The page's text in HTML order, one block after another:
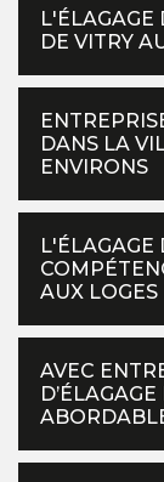
L'ÉLAGAGE
DE VITRY
DANS LA
ENVIRONS
L'ÉLAGAGE
AUX
AVEC